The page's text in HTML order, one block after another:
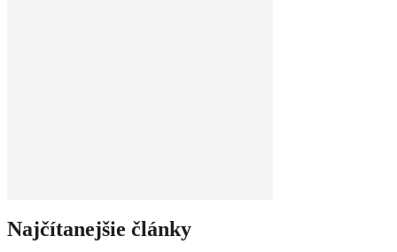
Najčítanejšie články